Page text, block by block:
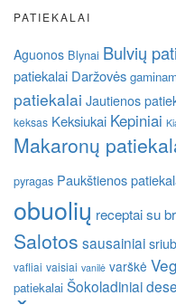
PATIEKALAI
Aguonos Blynai Bulvių
patiekalai Daržovės
patiekalai Jautienos
keksas Keksiukai Kepiniai
Makaronų
pyragas Paukštienos
obuolių receptai su
Salotos sausainiai
vafliai vaisiai vanilė varškė
patiekalai Šokoladiniai